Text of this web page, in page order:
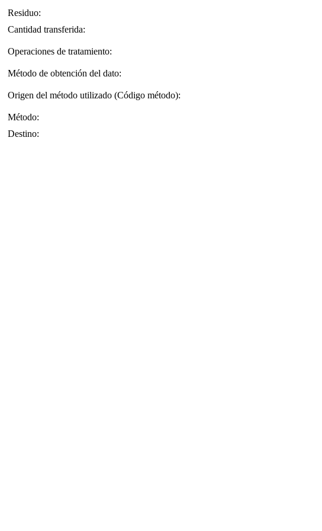
Residuo:
Cantidad transferida:
Operaciones de tratamiento:
Método de obtención del dato:
Origen del método utilizado (Código método):
Método:
Destino: